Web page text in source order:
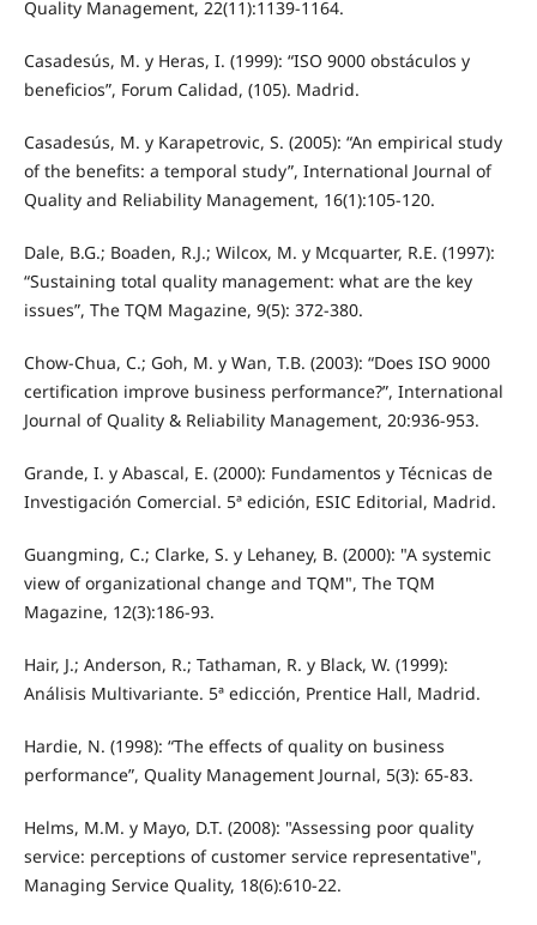
Quality Management, 22(11):1139-1164.
Casadesús, M. y Heras, I. (1999): “ISO 9000 obstáculos y
beneficios”, Forum Calidad, (105). Madrid.
Casadesús, M. y Karapetrovic, S. (2005): “An empirical study
of the benefits: a temporal study”, International Journal of
Quality and Reliability Management, 16(1):105-120.
Dale, B.G.; Boaden, R.J.; Wilcox, M. y Mcquarter, R.E. (1997):
“Sustaining total quality management: what are the key
issues”, The TQM Magazine, 9(5): 372-380.
Chow-Chua, C.; Goh, M. y Wan, T.B. (2003): “Does ISO 9000
certification improve business performance?”, International
Journal of Quality & Reliability Management, 20:936-953.
Grande, I. y Abascal, E. (2000): Fundamentos y Técnicas de
Investigación Comercial. 5ª edición, ESIC Editorial, Madrid.
Guangming, C.; Clarke, S. y Lehaney, B. (2000): "A systemic
view of organizational change and TQM", The TQM
Magazine, 12(3):186-93.
Hair, J.; Anderson, R.; Tathaman, R. y Black, W. (1999):
Análisis Multivariante. 5ª edicción, Prentice Hall, Madrid.
Hardie, N. (1998): “The effects of quality on business
performance”, Quality Management Journal, 5(3): 65-83.
Helms, M.M. y Mayo, D.T. (2008): "Assessing poor quality
service: perceptions of customer service representative",
Managing Service Quality, 18(6):610-22.